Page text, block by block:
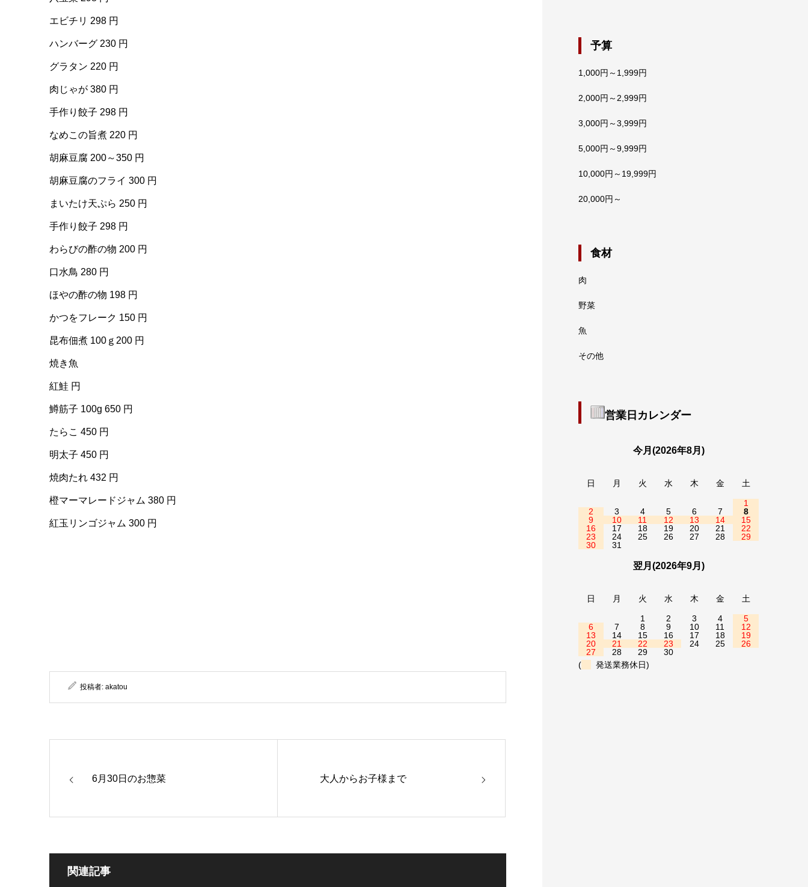
エビチリ 298 円
ハンバーグ 230 円
グラタン 220 円
肉じゃが 380 円
手作り餃子 298 円
なめこの旨煮 220 円
胡麻豆腐 200～350 円
胡麻豆腐のフライ 300 円
まいたけ天ぷら 250 円
手作り餃子 298 円
わらびの酢の物 200 円
口水鳥 280 円
ほやの酢の物 198 円
かつをフレーク 150 円
昆布佃煮 100ｇ200 円
焼き魚
紅鮭 円
鱒筋子 100g 650 円
たらこ 450 円
明太子 450 円
焼肉たれ 432 円
橙マーマレードジャム 380 円
紅玉リンゴジャム 300 円
投稿者: akatou
6月30日のお惣菜 大人からお子様まで
関連記事
予算
1,000円～1,999円
2,000円～2,999円
3,000円～3,999円
5,000円～9,999円
10,000円～19,999円
20,000円～
食材
肉
野菜
魚
その他
営業日カレンダー
今月(2026年8月)
日 月 火 水 木 金 土
1
2
3 4 5 6 7
8
9
10 11 12 13 14
15
16
17 18 19 20 21
22
23
24 25 26 27 28
29
30
31
翌月(2026年9月)
日 月 火 水 木 金 土
1 2 3 4
5
6
7 8 9 10 11
12
13
14 15 16 17 18
19
20
21 22 23 24 25
26
27
28 29
30
(
発送業務休日)